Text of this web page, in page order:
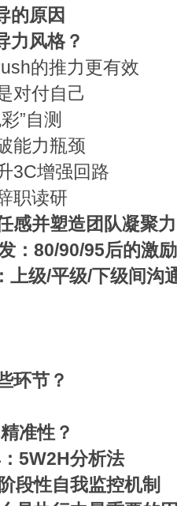
的原因
力风格？
的推力更有效
对付自己
”自测
能力瓶颈
3C增强回路
职读研
感并塑造团队凝聚
：80/90/95后的激
上级/平级/下级间沟
环节？
准性？
5W2H分析法
段性自我监控机制